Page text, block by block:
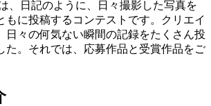
、日記のように、日々撮影した写真を
もに投稿するコンテストです。クリエイ
日々の何気ない瞬間の記録をたくさん投
た。それでは、応募作品と受賞作品をご